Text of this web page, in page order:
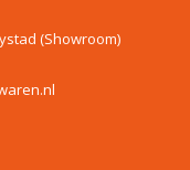
(Showroom)